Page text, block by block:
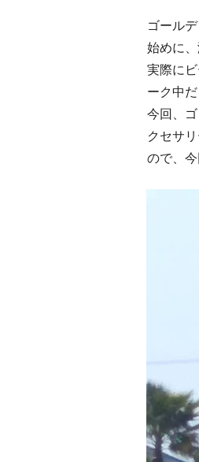
ゴール
始めに
実際に
ーク中
今回、
クセサ
ので、